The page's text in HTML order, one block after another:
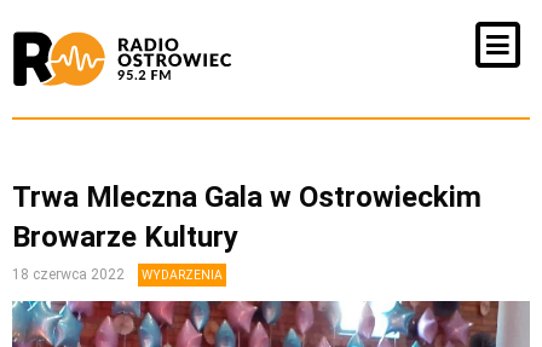
Trwa Mleczna Gala w Ostrowieckim
Browarze Kultury
18 czerwca 2022 WYDARZENIA